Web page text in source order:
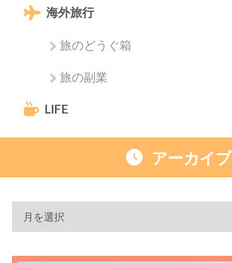
海外旅行
旅のどうぐ箱
旅の副業
LIFE
アーカイブ